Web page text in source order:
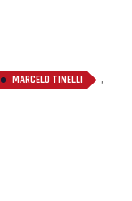
MARCELO TINELLI ,